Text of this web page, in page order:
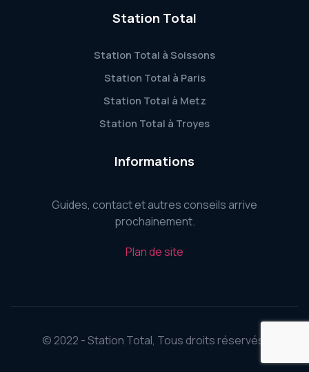
Station Total
Station Total à Soissons
Station Total à Paris
Station Total à Metz
Station Total à Troyes
Informations
Guides, contact et autres conseils arrive
prochainement.
Plan de site
© 2022 - Station Total, Tous droits réservés.